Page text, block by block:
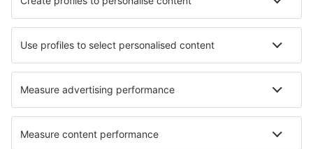
Hotels in Sulina Hotels in North Canton
Hotels in Rigi Kaltbad Hotels in Hofheim In Unterfranken
Hotels in Singkawang Hotels in Burlats
Hotels in Sankt Martin